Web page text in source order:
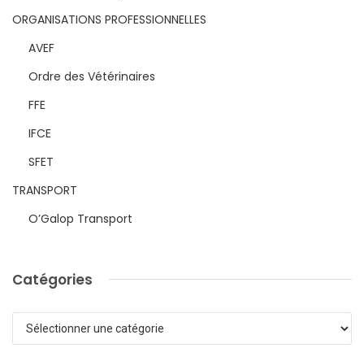
ORGANISATIONS PROFESSIONNELLES
AVEF
Ordre des Vétérinaires
FFE
IFCE
SFET
TRANSPORT
O’Galop Transport
Catégories